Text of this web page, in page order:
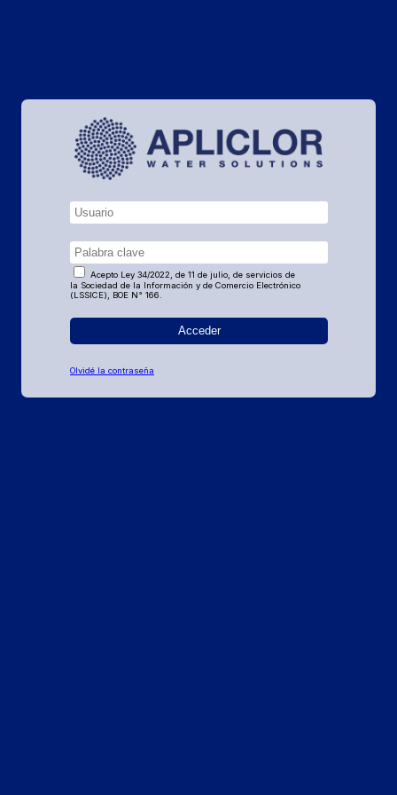
Acepto Ley 34/2022, de 11 de julio, de servicios de
la Sociedad de la Información y de Comercio Electrónico
(LSSICE), BOE N° 166.
Olvidé la contraseña